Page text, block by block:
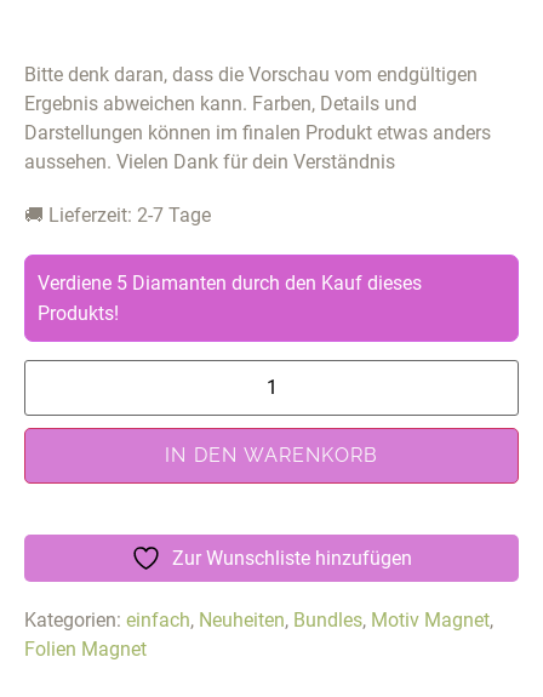
Bitte denk daran, dass die Vorschau vom endgültigen
Ergebnis abweichen kann. Farben, Details und
Darstellungen können im finalen Produkt etwas anders
aussehen. Vielen Dank für dein Verständnis
🚚 Lieferzeit: 2-7 Tage
Verdiene 5 Diamanten durch den Kauf dieses
Produkts!
IN DEN WARENKORB
Zur Wunschliste hinzufügen
Kategorien: einfach, Neuheiten, Bundles, Motiv Magnet,
Folien Magnet